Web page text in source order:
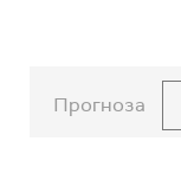
Прогноза